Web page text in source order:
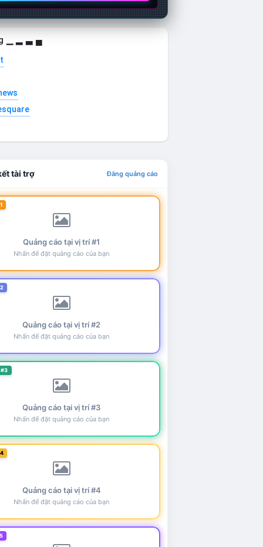
▁ ▂ ▃ ▄
tài trợ Đăng quảng cáo
Quảng cáo tại vị trí #1
Nhấn để đặt quảng cáo của bạn
Quảng cáo tại vị trí #2
Nhấn để đặt quảng cáo của bạn
Quảng cáo tại vị trí #3
Nhấn để đặt quảng cáo của bạn
Quảng cáo tại vị trí #4
Nhấn để đặt quảng cáo của bạn